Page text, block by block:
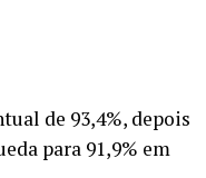
de 93,4%, depois
para 91,9% em